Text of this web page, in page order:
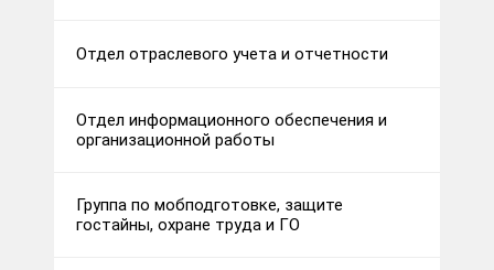
Отдел отраслевого учета и отчетности
Отдел информационного обеспечения и
организационной работы
Группа по мобподготовке, защите
гостайны, охране труда и ГО